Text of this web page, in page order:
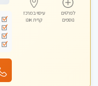
לפרטים
נוספים
עיסוי במרכז
קרית אונו